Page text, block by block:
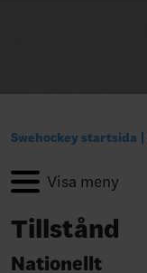
Swehockey startsida
Tillstånd
Nationellt